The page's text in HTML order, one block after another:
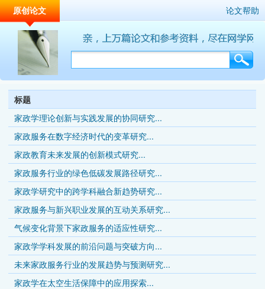
原创论文 论文帮助
标题
家政学理论创新与实践发展的协同研究...
家政服务在数字经济时代的变革研究...
家政教育未来发展的创新模式研究...
家政服务行业的绿色低碳发展路径研究...
家政学研究中的跨学科融合新趋势研究...
家政服务与新兴职业发展的互动关系研究...
气候变化背景下家政服务的适应性研究...
家政学学科发展的前沿问题与突破方向...
未来家政服务行业的发展趋势与预测研究...
家政学在太空生活保障中的应用探索...